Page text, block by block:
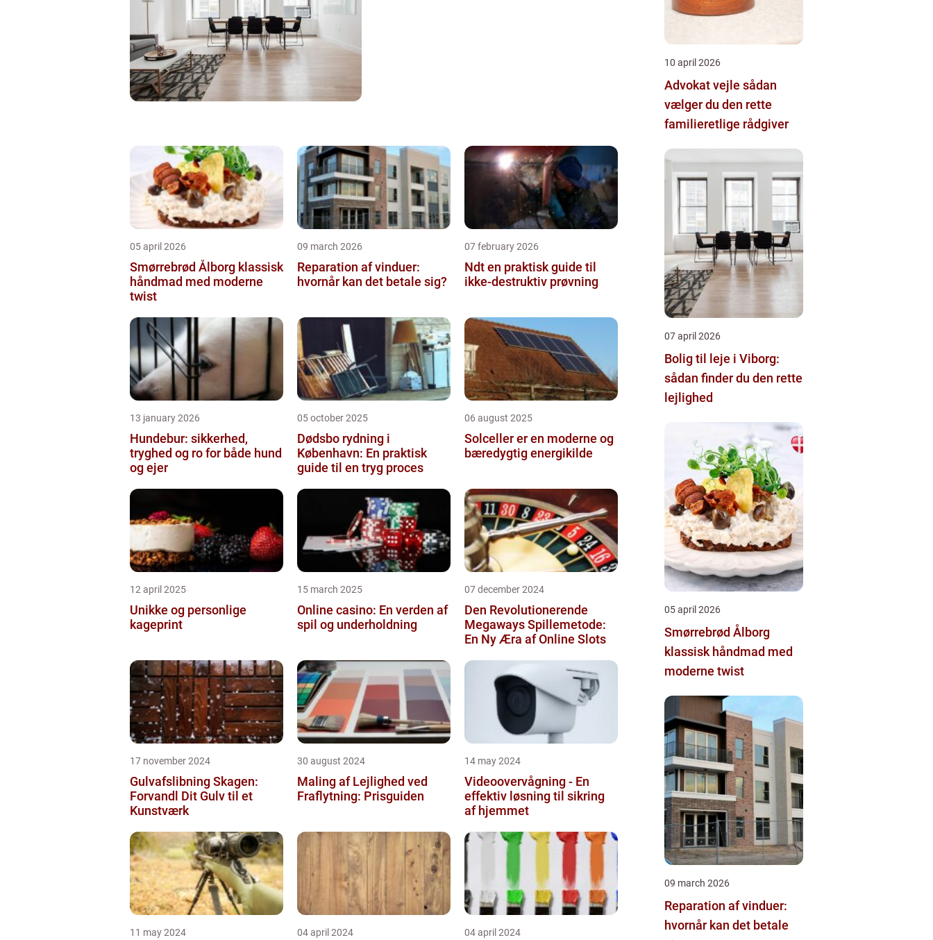
05 april 2026
Smørrebrød Ålborg klassisk
håndmad med moderne
twist
09 march 2026
Reparation af vinduer:
hvornår kan det betale sig?
07 february 2026
Ndt en praktisk guide til
ikke-destruktiv prøvning
13 january 2026
Hundebur: sikkerhed,
tryghed og ro for både hund
og ejer
05 october 2025
Dødsbo rydning i
København: En praktisk
guide til en tryg proces
06 august 2025
Solceller er en moderne og
bæredygtig energikilde
12 april 2025
Unikke og personlige
kageprint
15 march 2025
Online casino: En verden af
spil og underholdning
07 december 2024
Den Revolutionerende
Megaways Spillemetode:
En Ny Æra af Online Slots
17 november 2024
Gulvafslibning Skagen:
Forvandl Dit Gulv til et
Kunstværk
30 august 2024
Maling af Lejlighed ved
Fraflytning: Prisguiden
14 may 2024
Videoovervågning - En
effektiv løsning til sikring
af hjemmet
11 may 2024 04 april 2024 04 april 2024
10 april 2026
Advokat vejle sådan
vælger du den rette
familieretlige rådgiver
07 april 2026
Bolig til leje i Viborg:
sådan finder du den rette
lejlighed
05 april 2026
Smørrebrød Ålborg
klassisk håndmad med
moderne twist
09 march 2026
Reparation af vinduer:
hvornår kan det betale